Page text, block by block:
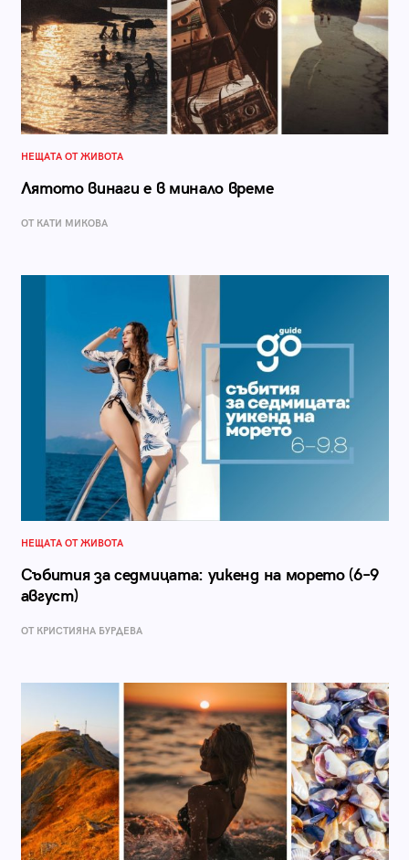
НЕЩАТА ОТ ЖИВОТА
Лятото винаги е в минало време
ОТ КАТИ МИКОВА
НЕЩАТА ОТ ЖИВОТА
Събития за седмицата: уикенд на морето (6–9
август)
ОТ КРИСТИЯНА БУРДЕВА